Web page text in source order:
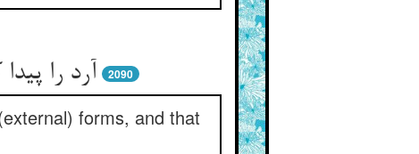
آرد را 2090
forms, and that